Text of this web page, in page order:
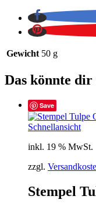
Gewicht 50 g
Das könnte
Save
Schnellansicht
inkl. 19 % MwSt.
zzgl.
Stempel